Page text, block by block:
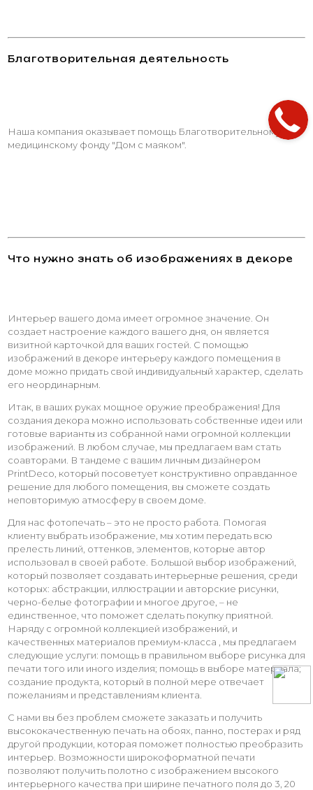
Благотворительная деятельность
Наша компания оказывает помощь Благотворительному
медицинскому фонду "Дом с маяком".
Что нужно знать об изображениях в декоре
Интерьер вашего дома имеет огромное значение. Он
создает настроение каждого вашего дня, он является
визитной карточкой для ваших гостей. С помощью
изображений в декоре интерьеру каждого помещения в
доме можно придать свой индивидуальный характер, сделать
его неординарным.
Итак, в ваших руках мощное оружие преображения! Для
создания декора можно использовать собственные идеи или
готовые варианты из собранной нами огромной коллекции
изображений. В любом случае, мы предлагаем вам стать
соавторами. В тандеме с вашим личным дизайнером
PrintDeco, который посоветует конструктивно оправданное
решение для любого помещения, вы сможете создать
неповторимую атмосферу в своем доме.
Для нас фотопечать – это не просто работа. Помогая
клиенту выбрать изображение, мы хотим передать всю
прелесть линий, оттенков, элементов, которые автор
использовал в своей работе. Большой выбор изображений,
который позволяет создавать интерьерные решения, среди
которых: абстракции, иллюстрации и авторские рисунки,
черно-белые фотографии и многое другое, – не
единственное, что поможет сделать покупку приятной.
Наряду с огромной коллекцией изображений, и
качественных материалов премиум-класса , мы предлагаем
следующие услуги: помощь в правильном выборе рисунка для
печати того или иного изделия; помощь в выборе материала;
создание продукта, который в полной мере отвечает
пожеланиям и представлениям клиента.
С нами вы без проблем сможете заказать и получить
высококачественную печать на обоях, панно, постерах и ряд
другой продукции, которая поможет полностью преобразить
интерьер. Возможности широкоформатной печати
позволяют получить полотно с изображением высокого
интерьерного качества при ширине печатного поля до 3, 20